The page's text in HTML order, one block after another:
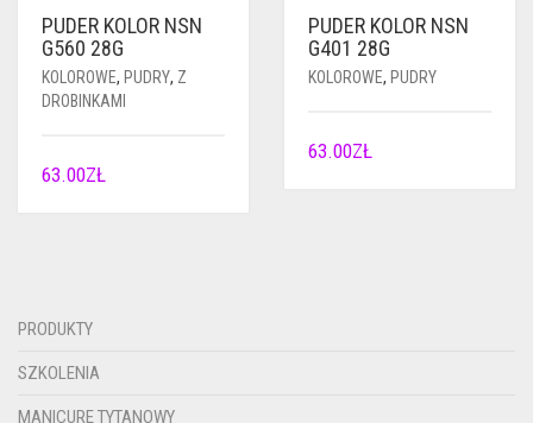
PUDER KOLOR NSN
G560 28G
KOLOROWE, PUDRY, Z
DROBINKAMI
63.00ZŁ
PUDER KOLOR NSN
G401 28G
KOLOROWE, PUDRY
63.00ZŁ
PRODUKTY
SZKOLENIA
MANICURE TYTANOWY